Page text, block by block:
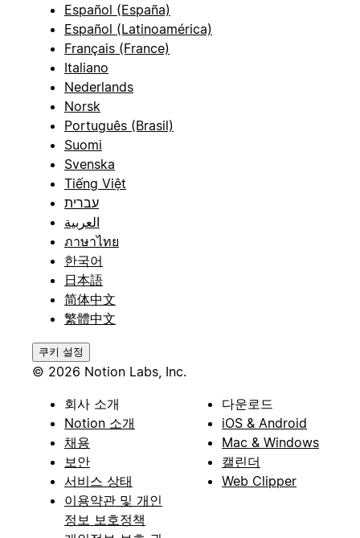
Español (España)
Español (Latinoamérica)
Français (France)
Italiano
Nederlands
Norsk
Português (Brasil)
Suomi
Svenska
Tiếng Việt
עברית
العربية
ภาษาไทย
한국어
日本語
简体中文
繁體中文
쿠키 설정
© 2026 Notion Labs, Inc.
회사 소개
Notion 소개
채용
보안
서비스 상태
이용약관 및 개인
정보 보호정책
다운로드
iOS & Android
Mac & Windows
캘린더
Web Clipper